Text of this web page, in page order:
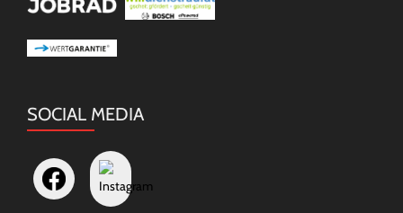
SOCIAL MEDIA